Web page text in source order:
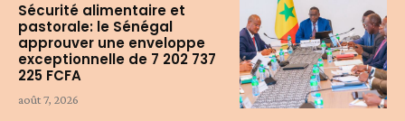
Sécurité alimentaire et
pastorale: le Sénégal
approuver une enveloppe
exceptionnelle de 7 202 737
225 FCFA
août 7, 2026